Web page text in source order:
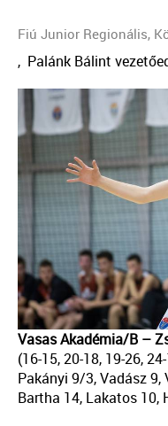
Fiú Junior Regionális,
, Palánk Bálint
Vasas Akadémia/B –
(16-15, 20-18, 19-26,
Pakányi 9/3, Vadász 9,
Bartha 14, Lakatos 10,